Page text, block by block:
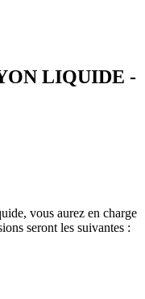
LIQUIDE -
vous aurez en charge
seront les suivantes :